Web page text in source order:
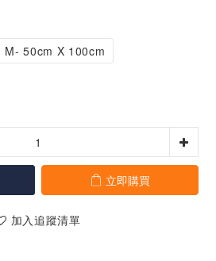
M- 50cm X 100cm
立即購買
加入追蹤清單